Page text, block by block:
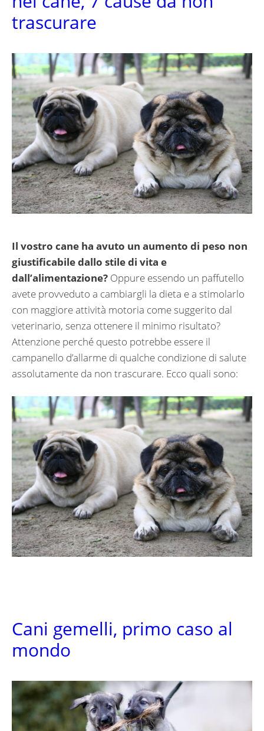
trascurare
Il vostro cane ha avuto un aumento di peso non
giustificabile dallo stile di vita e
dall’alimentazione? Oppure essendo un paffutello
avete provveduto a cambiargli la dieta e a stimolarlo
con maggiore attività motoria come suggerito dal
veterinario, senza ottenere il minimo risultato?
Attenzione perché questo potrebbe essere il
campanello d’allarme di qualche condizione di salute
assolutamente da non trascurare. Ecco quali sono:
Cani gemelli, primo caso al
mondo